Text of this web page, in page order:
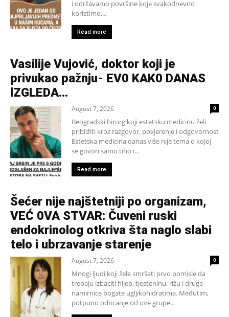
i održavamo površine koje svakodnevno
koristimo,...
Read more
Vasilije Vujović, doktor koji je
privukao pažnju- EV0 KAK0 DANAS
lZGLEDA…
August 7, 2026 0
Beogradski hirurg koji estetsku medicinu želi
približiti kroz razgovor, povjerenje i odgovornost
Estetska medicina danas više nije tema o kojoj
se govori samo tiho i...
Read more
Šećer nije najštetniji po organizam,
VEĆ 0VA STVAR: Čuveni ruski
endokrinolog otkriva šta naglo slabi
telo i ubrzavanje starenje
August 7, 2026 0
Mnogi ljudi koji žele smršati prvo pomisle da
trebaju izbaciti hljeb, tjesteninu, rižu i druge
namirnice bogate ugljikohidratima. Međutim,
potpuno odricanje od ove grupe...